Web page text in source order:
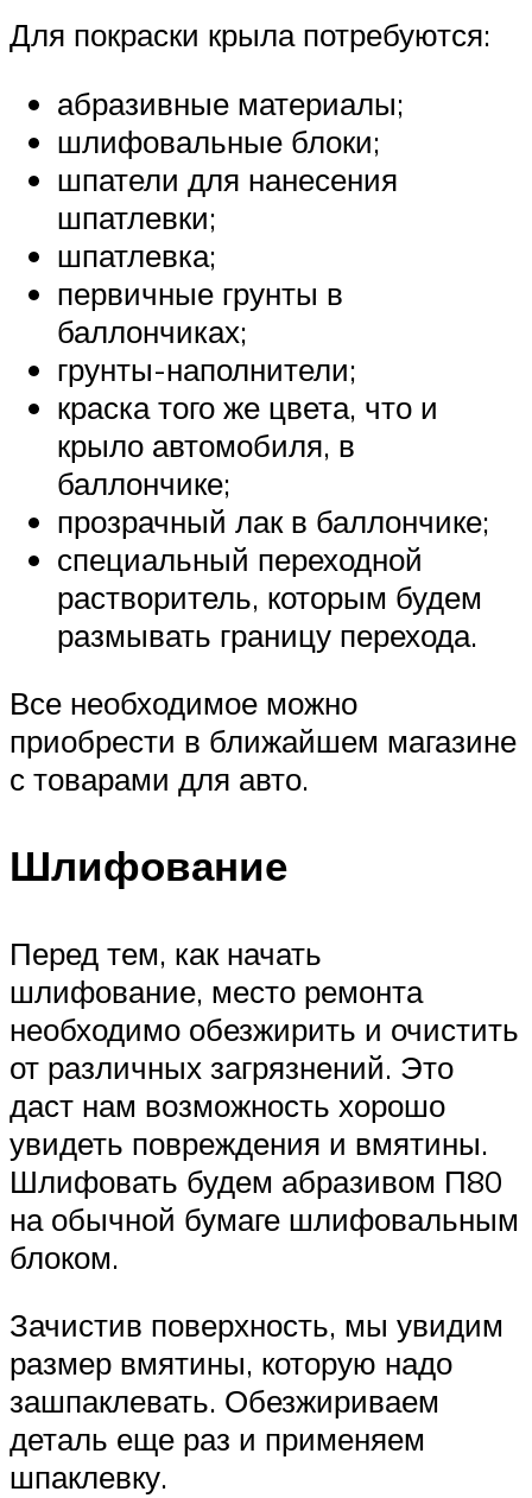
Для покраски крыла потребуются:
абразивные материалы;
шлифовальные блоки;
шпатели для нанесения
шпатлевки;
шпатлевка;
первичные грунты в
баллончиках;
грунты-наполнители;
краска того же цвета, что и
крыло автомобиля, в
баллончике;
прозрачный лак в баллончике;
специальный переходной
растворитель, которым будем
размывать границу перехода.
Все необходимое можно
приобрести в ближайшем магазине
с товарами для авто.
Шлифование
Перед тем, как начать
шлифование, место ремонта
необходимо обезжирить и очистить
от различных загрязнений. Это
даст нам возможность хорошо
увидеть повреждения и вмятины.
Шлифовать будем абразивом П80
на обычной бумаге шлифовальным
блоком.
Зачистив поверхность, мы увидим
размер вмятины, которую надо
зашпаклевать. Обезжириваем
деталь еще раз и применяем
шпаклевку.